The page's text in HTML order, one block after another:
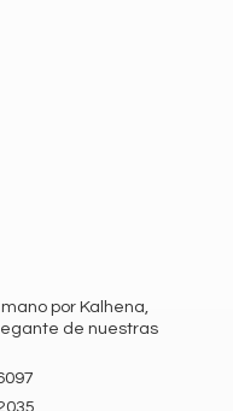
por Kalhena,
de nuestras